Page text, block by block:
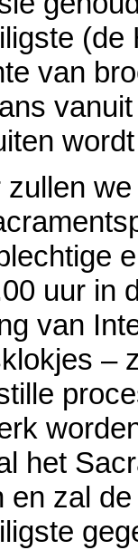
(de
van
zullen
uur in
van
–
het
en zal